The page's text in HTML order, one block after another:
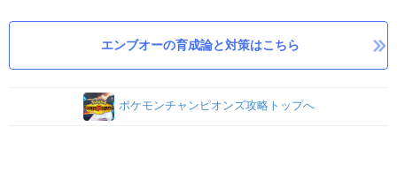
エンブオーの育成論と対策はこちら
ポケモンチャンピオンズ攻略トップへ